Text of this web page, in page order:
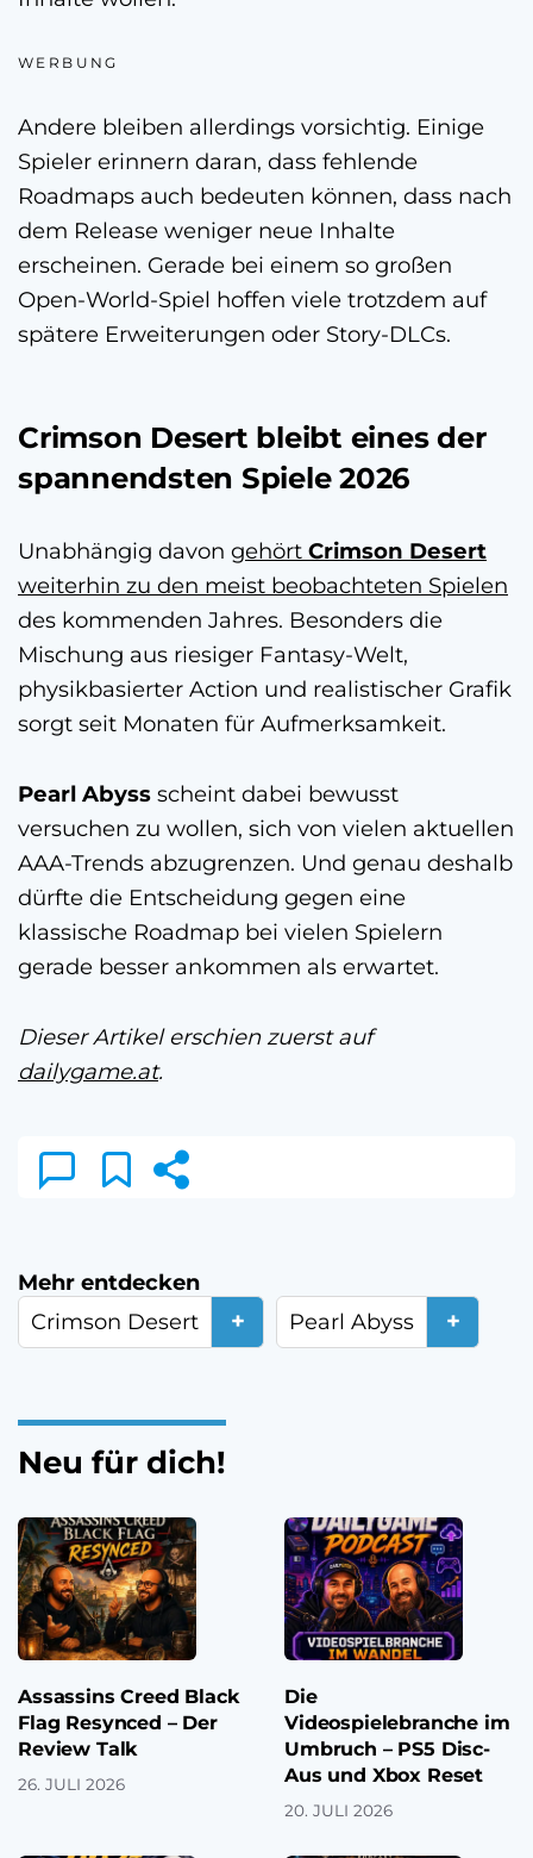
WERBUNG
Andere bleiben allerdings vorsichtig. Einige
Spieler erinnern daran, dass fehlende
Roadmaps auch bedeuten können, dass nach
dem Release weniger neue Inhalte
erscheinen. Gerade bei einem so großen
Open-World-Spiel hoffen viele trotzdem auf
spätere Erweiterungen oder Story-DLCs.
Crimson Desert bleibt eines der
spannendsten Spiele 2026
Unabhängig davon gehört Crimson Desert
weiterhin zu den meist beobachteten Spielen
des kommenden Jahres. Besonders die
Mischung aus riesiger Fantasy-Welt,
physikbasierter Action und realistischer Grafik
sorgt seit Monaten für Aufmerksamkeit.
Pearl Abyss scheint dabei bewusst
versuchen zu wollen, sich von vielen aktuellen
AAA-Trends abzugrenzen. Und genau deshalb
dürfte die Entscheidung gegen eine
klassische Roadmap bei vielen Spielern
gerade besser ankommen als erwartet.
Dieser Artikel erschien zuerst auf
dailygame.at.
Mehr entdecken
Crimson Desert
+ Pearl Abyss +
Neu für dich!
Assassins Creed Black
Flag Resynced – Der
Review Talk
26. JULI 2026
Die
Videospielebranche im
Umbruch – PS5 Disc-
Aus und Xbox Reset
20. JULI 2026